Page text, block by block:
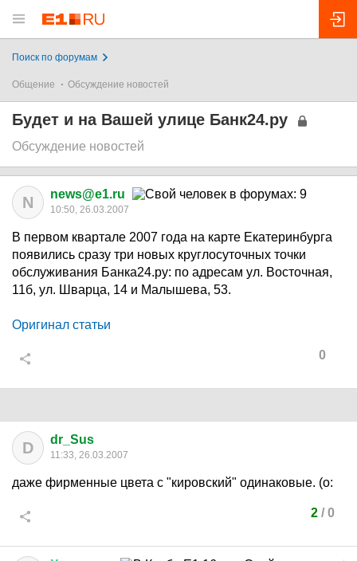
Поиск по форумам
Общение Обсуждение новостей
Будет и на Вашей улице Банк24.ру
Обсуждение новостей
N news@e1.ru
10:50, 26.03.2007
В первом квартале 2007 года на карте Екатеринбурга
появились сразу три новых круглосуточных точки
обслуживания Банка24.ру: по адресам ул. Восточная,
11б, ул. Шварца, 14 и Малышева, 53.
Оригинал статьи
0
D dr_Sus
11:33, 26.03.2007
даже фирменные цвета с "кировский" одинаковые. (о:
2/ 0